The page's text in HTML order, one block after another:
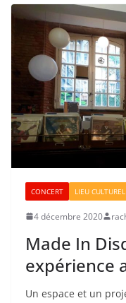
CONCERT LIEU CULTUREL
4 décembre 2020
Made In
expérience
Un espace et un